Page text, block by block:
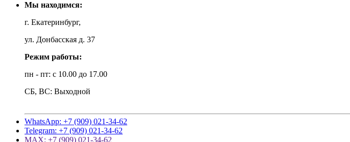
Мы находимся:
г. Екатеринбург,
ул. Донбасская д. 37
Режим работы:
пн - пт: с 10.00 до 17.00
СБ, ВС: Выходной
WhatsApp: +7 (909) 021-34-62
Telegram: +7 (909) 021-34-62
MAX: +7 (909) 021-34-62